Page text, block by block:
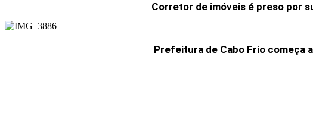
Corretor de imóveis é preso por
Prefeitura de Cabo Frio começa